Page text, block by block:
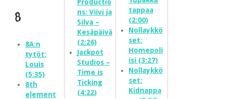
8
8A:n
tytöt:
Louis
(5:35)
8th
element
Productio
ns: Viivi ja
Silva –
Kesäpäivä
(2:26)
Jackpot
Studios –
Time is
Ticking
(4:22)
tappaa
(2:00)
Nollaykkö
set:
Homepoli
isi (3:27)
Nollaykkö
set:
Kidnappa